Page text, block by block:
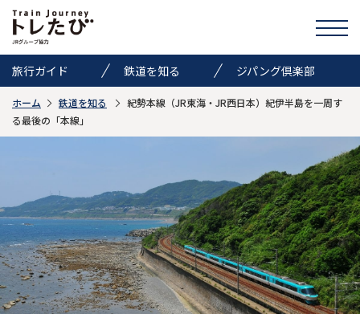
旅行ガイド 鉄道を知る ジパング倶楽部
きっぷ情報 ニュース イベント
トレたびのススメ
お気に入り
お問い合わせ Global
ホーム 鉄道を知る
紀勢本線（JR東海・JR西日本）紀伊半島を一周す
る最後の「本線」